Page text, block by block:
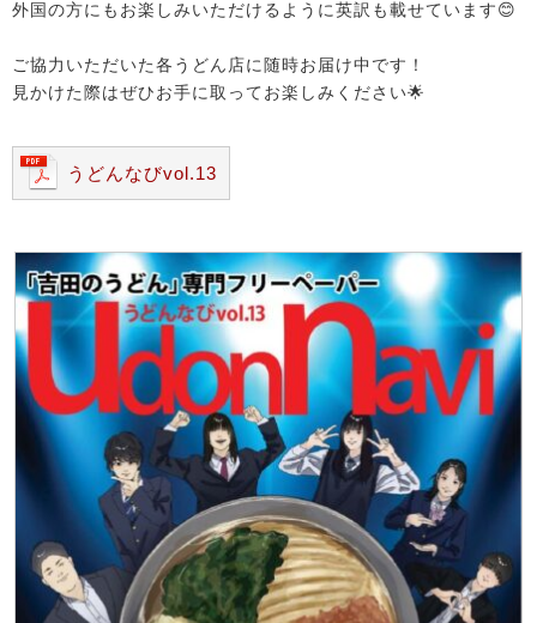
外国の方にもお楽しみいただけるように英訳も載せています😊
ご協力いただいた各うどん店に随時お届け中です！
見かけた際はぜひお手に取ってお楽しみください🌟
うどんなびvol.13